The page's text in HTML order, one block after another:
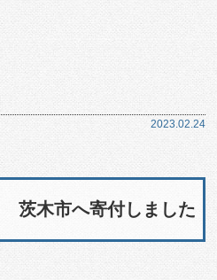
2023.02.24
茨木市へ寄付しました